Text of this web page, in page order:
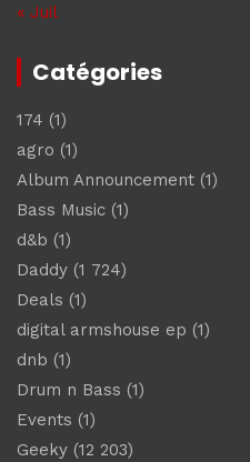
« Juil
Catégories
174 (1)
agro (1)
Album Announcement (1)
Bass Music (1)
d&b (1)
Daddy (1 724)
Deals (1)
digital armshouse ep (1)
dnb (1)
Drum n Bass (1)
Events (1)
Geeky (12 203)